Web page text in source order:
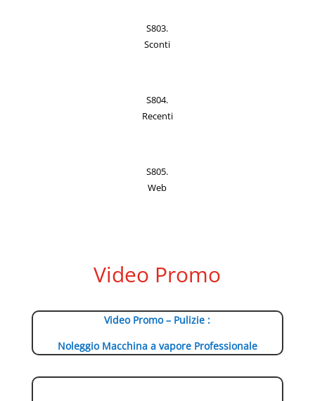
S803.
Sconti
S804.
Recenti
S805.
Web
Video Promo
Video Promo – Pulizie :
Noleggio Macchina a vapore Professionale